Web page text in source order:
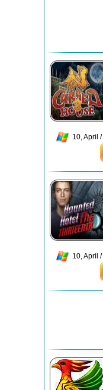
10, April /
10, April /